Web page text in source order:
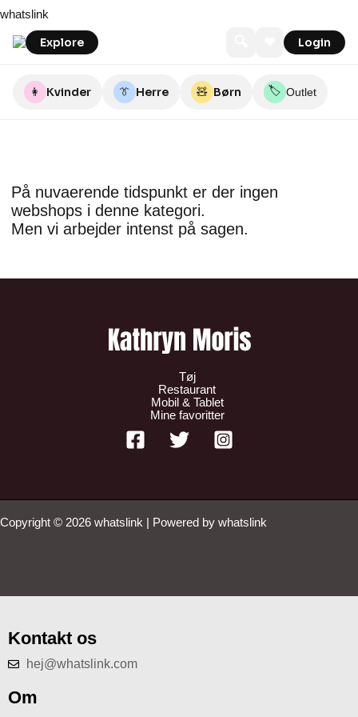
to
content
whatslink
Explore Login
👩 Kvinder 👔 Herre 🧸 Børn 🏷️ Outlet
På nuvaerende tidspunkt er der ingen
webshops i denne kategori.
Men vi arbejder intenst på sagen.
Tøj
Restaurant
Mobil & Tablet
Mine favoritter
Copyright © 2026 whatslink | Powered by whatslink
Kontakt os
hej@whatslink.com
Om